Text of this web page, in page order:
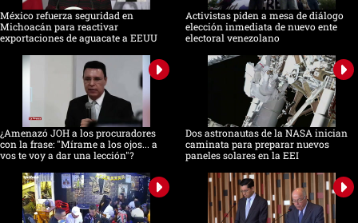
México refuerza seguridad en
Michoacán para reactivar
exportaciones de aguacate a EEUU
Activistas piden a mesa de diálogo
elección inmediata de nuevo ente
electoral venezolano
¿Amenazó JOH a los procuradores
con la frase: "Mírame a los ojos... a
vos te voy a dar una lección"?
Dos astronautas de la NASA inician
caminata para preparar nuevos
paneles solares en la EEI